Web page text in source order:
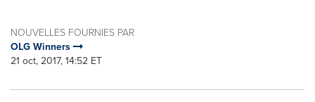
NOUVELLES FOURNIES PAR
OLG Winners
21 oct, 2017, 14:52 ET